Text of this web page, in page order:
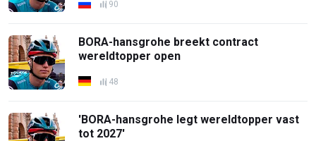
90
BORA-hansgrohe breekt contract
wereldtopper open
48
'BORA-hansgrohe legt wereldtopper vast
tot 2027'